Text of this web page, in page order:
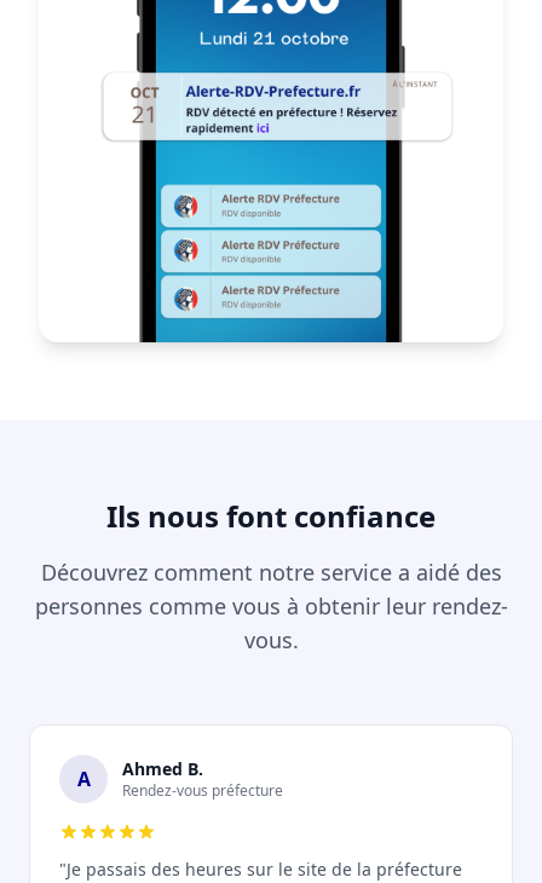
Ils nous font confiance
Découvrez comment notre service a aidé des
personnes comme vous à obtenir leur rendez-
vous.
A Ahmed B.
Rendez-vous préfecture
"Je passais des heures sur le site de la préfecture